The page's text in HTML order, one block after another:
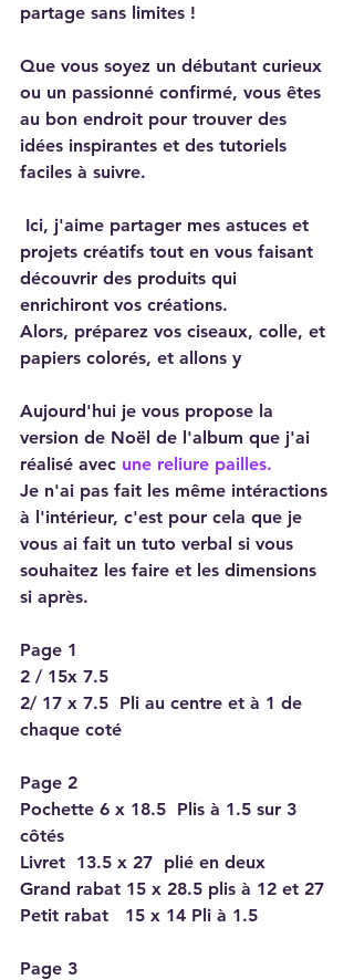
partage sans limites !
Que vous soyez un débutant curieux
ou un passionné confirmé, vous êtes
au bon endroit pour trouver des
idées inspirantes et des tutoriels
faciles à suivre.
Ici, j'aime partager mes astuces et
projets créatifs tout en vous faisant
découvrir des produits qui
enrichiront vos créations.
Alors, préparez vos ciseaux, colle, et
papiers colorés, et allons y
Aujourd'hui je vous propose la
version de Noël de l'album que j'ai
réalisé avec une reliure pailles.
Je n'ai pas fait les même intéractions
à l'intérieur, c'est pour cela que je
vous ai fait un tuto verbal si vous
souhaitez les faire et les dimensions
si après.
Page 1
2 / 15x 7.5
2/ 17 x 7.5  Pli au centre et à 1 de
chaque coté
Page 2
Pochette 6 x 18.5  Plis à 1.5 sur 3
côtés
Livret  13.5 x 27  plié en deux
Grand rabat 15 x 28.5 plis à 12 et 27
Petit rabat   15 x 14 Pli à 1.5
Page 3